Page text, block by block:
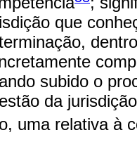
que
subido o
da
uma relativa à